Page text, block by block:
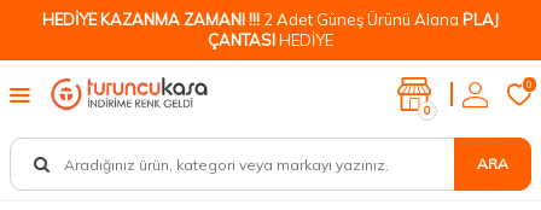
HEDİYE KAZANMA ZAMANI !!! 2 Adet Güneş Ürünü Alana PLAJ
ÇANTASIHEDİYE
ARA
0
0